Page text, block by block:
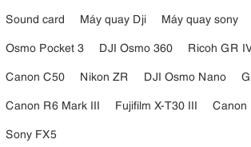
Sound card
Máy quay Dji Máy quay sony
Osmo Pocket 3
DJI Osmo 360 Ricoh GR
Canon C50
Nikon ZR DJI Osmo Nano
Canon R6 Mark III
Fujifilm X-T30 III Canon
Sony FX5